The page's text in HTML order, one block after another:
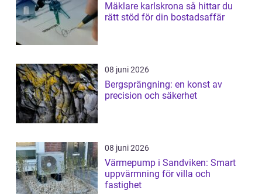
Mäklare karlskrona så hittar du
rätt stöd för din bostadsaffär
08 juni 2026
Bergsprängning: en konst av
precision och säkerhet
08 juni 2026
Värmepump i Sandviken: Smart
uppvärmning för villa och
fastighet